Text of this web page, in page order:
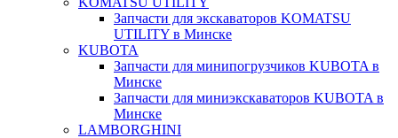
Запчасти для экскаваторов KOMATSU
UTILITY в Минске
KUBOTA
Запчасти для минипогрузчиков KUBOTA в
Минске
Запчасти для миниэкскаваторов KUBOTA в
Минске
LAMBORGHINI